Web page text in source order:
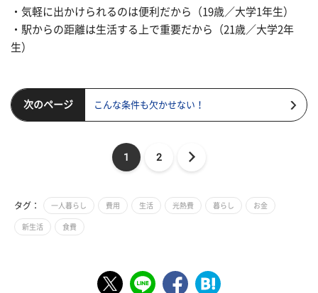
・気軽に出かけられるのは便利だから（19歳／大学1年生）
・駅からの距離は生活する上で重要だから（21歳／大学2年
生）
次のページ こんな条件も欠かせない！
1 2
タグ： 一人暮らし 費用 生活 光熱費 暮らし お金
新生活 食費